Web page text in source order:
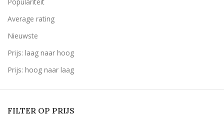
Average rating
Nieuwste
Prijs: laag naar hoog
Prijs: hoog naar laag
FILTER OP PRIJS